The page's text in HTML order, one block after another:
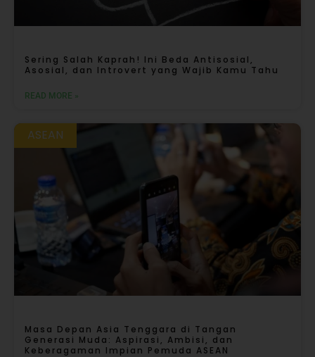
Sering Salah Kaprah! Ini Beda Antisosial,
Asosial, dan Introvert yang Wajib Kamu Tahu
READ MORE »
ASEAN
Masa Depan Asia Tenggara di Tangan
Generasi Muda: Aspirasi, Ambisi, dan
Keberagaman Impian Pemuda ASEAN